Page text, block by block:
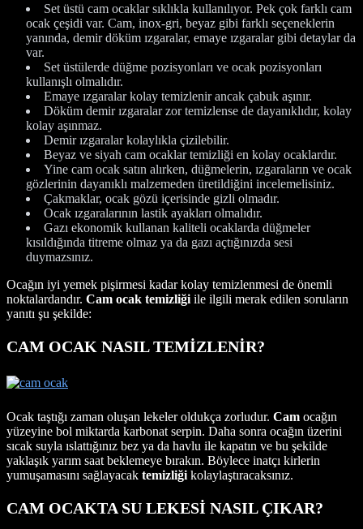
Set üstü cam ocaklar sıklıkla kullanılıyor. Pek çok farklı cam
ocak çeşidi var. Cam, inox-gri, beyaz gibi farklı seçeneklerin
yanında, demir döküm ızgaralar, emaye ızgaralar gibi detaylar da
var.
Set üstülerde düğme pozisyonları ve ocak pozisyonları
kullanışlı olmalıdır.
Emaye ızgaralar kolay temizlenir ancak çabuk aşınır.
Döküm demir ızgaralar zor temizlense de dayanıklıdır, kolay
kolay aşınmaz.
Demir ızgaralar kolaylıkla çizilebilir.
Beyaz ve siyah cam ocaklar temizliği en kolay ocaklardır.
Yine cam ocak satın alırken, düğmelerin, ızgaraların ve ocak
gözlerinin dayanıklı malzemeden üretildiğini incelemelisiniz.
Çakmaklar, ocak gözü içerisinde gizli olmadır.
Ocak ızgaralarının lastik ayakları olmalıdır.
Gazı ekonomik kullanan kaliteli ocaklarda düğmeler
kısıldığında titreme olmaz ya da gazı açtığınızda sesi
duymazsınız.
Ocağın iyi yemek pişirmesi kadar kolay temizlenmesi de önemli
noktalardandır. Cam ocak temizliği ile ilgili merak edilen soruların
yanıtı şu şekilde:
CAM OCAK NASIL TEMİZLENİR?
Ocak taştığı zaman oluşan lekeler oldukça zorludur. Cam ocağın
yüzeyine bol miktarda karbonat serpin. Daha sonra ocağın üzerini
sıcak suyla ıslattığınız bez ya da havlu ile kapatın ve bu şekilde
yaklaşık yarım saat beklemeye bırakın. Böylece inatçı kirlerin
yumuşamasını sağlayacak temizliği kolaylaştıracaksınız.
CAM OCAKTA SU LEKESİ NASIL ÇIKAR?